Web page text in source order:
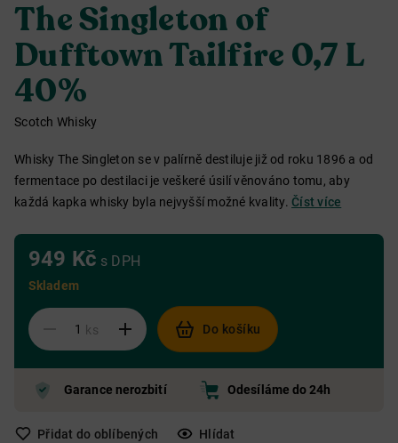
The Singleton of
Dufftown Tailfire 0,7 L
40%
Scotch Whisky
Whisky The Singleton se v palírně destiluje již od roku 1896 a od
fermentace po destilaci je veškeré úsilí věnováno tomu, aby
každá kapka whisky byla nejvyšší možné kvality. Číst více
949 Kč s DPH
Skladem
ks Do košíku
Garance nerozbití Odesíláme do 24h
Přidat do oblíbených Hlídat